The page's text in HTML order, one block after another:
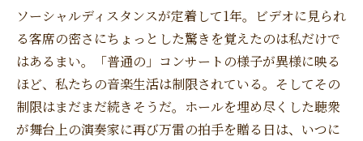
ソーシャルディスタンスが定着して1年。ビデオに見られ
る客席の密さにちょっとした驚きを覚えたのは私だけで
はあるまい。「普通の」コンサートの様子が異様に映る
ほど、私たちの音楽生活は制限されている。そしてその
制限はまだまだ続きそうだ。ホールを埋め尽くした聴衆
が舞台上の演奏家に再び万雷の拍手を贈る日は、いつに